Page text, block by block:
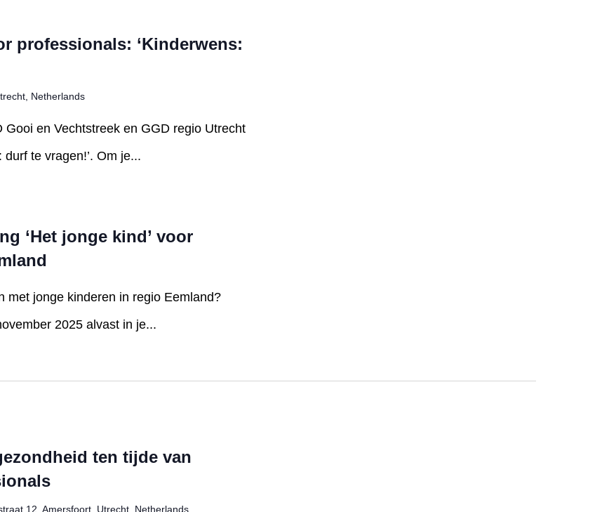
professionals: ‘Kinderwens:
Netherlands
en Vechtstreek en GGD regio Utrecht
te vragen!’. Om je...
‘Het jonge kind’ voor
met jonge kinderen in regio Eemland?
2025 alvast in je...
ten tijde van
12, Amersfoort, Utrecht, Netherlands